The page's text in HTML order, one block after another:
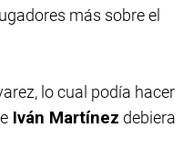
más sobre el
lo cual podía hacer
Iván Martínez debiera